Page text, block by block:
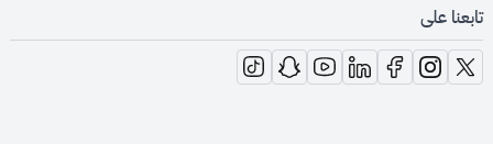
تابعنا على
opens in new window
opens in new window
opens in new window
opens in new window
opens in new window
opens in new window
opens in new window